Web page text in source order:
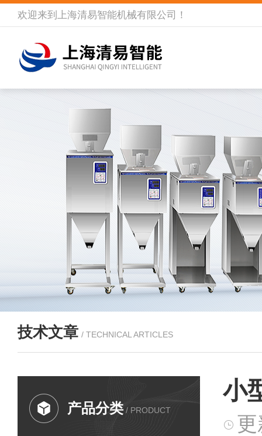
欢迎来到 上海清易智能机械有限公司 ！
技术文章 / TECHNICAL ARTICLES
产品分类 / PRODUCT
小